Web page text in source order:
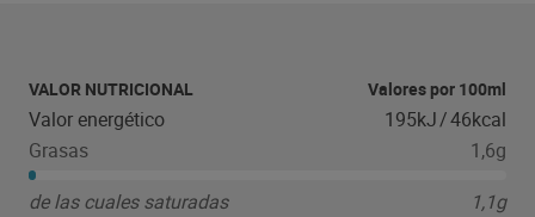
VALOR NUTRICIONAL Valores por 100ml
Valor energético 195kJ/46kcal
Grasas
1,6g
de las cuales saturadas
1,1g